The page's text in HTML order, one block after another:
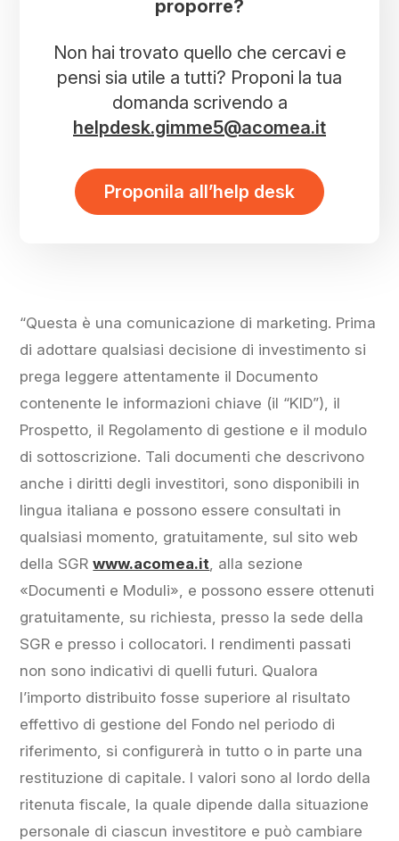
proporre?
Non hai trovato quello che cercavi e
pensi sia utile a tutti? Proponi la tua
domanda scrivendo a
helpdesk.gimme5@acomea.it
Proponila all’help desk
“Questa è una comunicazione di marketing. Prima
di adottare qualsiasi decisione di investimento si
prega leggere attentamente il Documento
contenente le informazioni chiave (il “KID”), il
Prospetto, il Regolamento di gestione e il modulo
di sottoscrizione. Tali documenti che descrivono
anche i diritti degli investitori, sono disponibili in
lingua italiana e possono essere consultati in
qualsiasi momento, gratuitamente, sul sito web
della SGRwww.acomea.it, alla sezione
«Documenti e Moduli», e possono essere ottenuti
gratuitamente, su richiesta, presso la sede della
SGR e presso i collocatori. I rendimenti passati
non sono indicativi di quelli futuri. Qualora
l’importo distribuito fosse superiore al risultato
effettivo di gestione del Fondo nel periodo di
riferimento, si configurerà in tutto o in parte una
restituzione di capitale. I valori sono al lordo della
ritenuta fiscale, la quale dipende dalla situazione
personale di ciascun investitore e può cambiare